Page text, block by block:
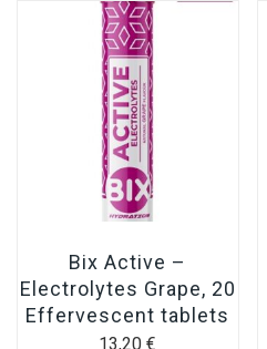
Bix Active –
Electrolytes Grape, 20
Effervescent tablets
13,20€